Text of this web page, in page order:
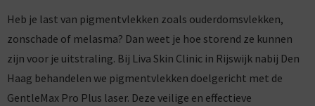
Heb je last van pigmentvlekken zoals ouderdomsvlekken,
zonschade of melasma? Dan weet je hoe storend ze kunnen
zijn voor je uitstraling. Bij Liva Skin Clinic in Rijswijk nabij Den
Haag behandelen we pigmentvlekken doelgericht met de
GentleMax Pro Plus laser. Deze veilige en effectieve